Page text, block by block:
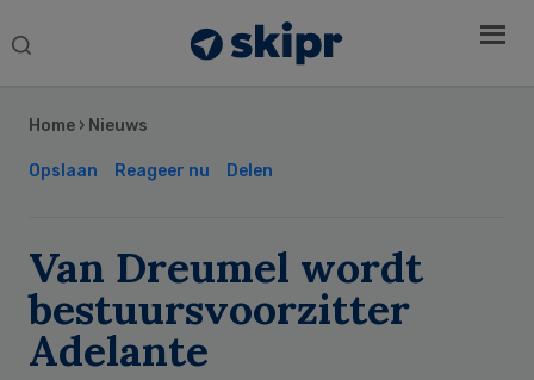
Search
Home › Nieuws
Opslaan Reageer nu Delen
Van Dreumel wordt
bestuursvoorzitter
Adelante
Sidebar